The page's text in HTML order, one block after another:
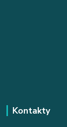
Kontakty